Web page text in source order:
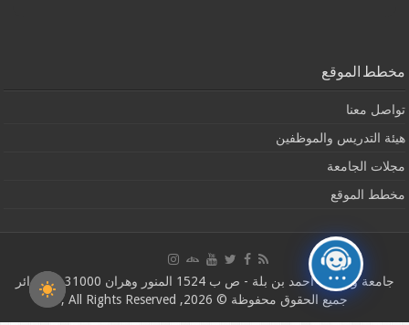
مخطط الموقع
تواصل معنا
هيئة التدريس والموظفين
مجلات الجامعة
مخطط الموقع
جامعة وهران1 أحمد بن بلة - ص ب 1524 المنور وهران 31000 ، الجزائر
جميع الحقوق محفوظة © 2026, All Rights Reserved ,